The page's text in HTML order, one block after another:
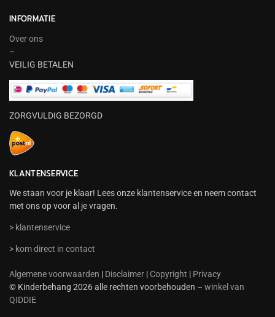
INFORMATIE
Over ons
–
VEILIG BETALEN
ZORGVULDIG BEZORGD
KLANTENSERVICE
We staan voor je klaar! Lees onze klantenservice en neem contact
met ons op voor al je vragen.
> klantenservice
> kom direct in contact
Algemene voorwaarden | Disclaimer | Copyright | Privacy
© Kinderbehang 2026 alle rechten voorbehouden – winkel van
QIDDIE